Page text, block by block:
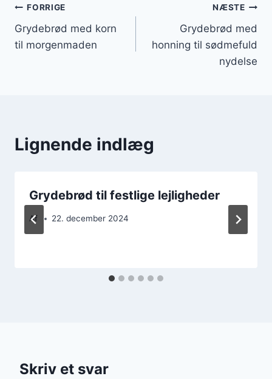
Indlægsnavigation
FORRIGE
Grydebrød med korn
til morgenmaden
NÆSTE
Grydebrød med
honning til sødmefuld
nydelse
Lignende indlæg
Grydebrød til festlige lejligheder
Af 22. december 2024
Skriv et svar